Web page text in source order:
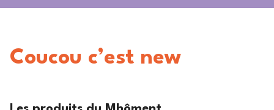
Coucou c’est new